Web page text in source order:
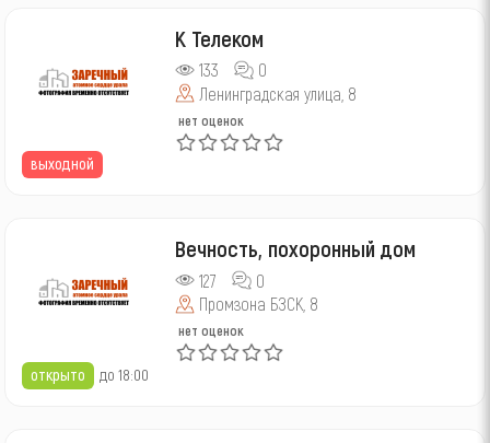
выходной
К Телеком
133
0
Ленинградская улица, 8
нет оценок
открыто до 18:00
Вечность, похоронный дом
127
0
Промзона БЗСК, 8
нет оценок